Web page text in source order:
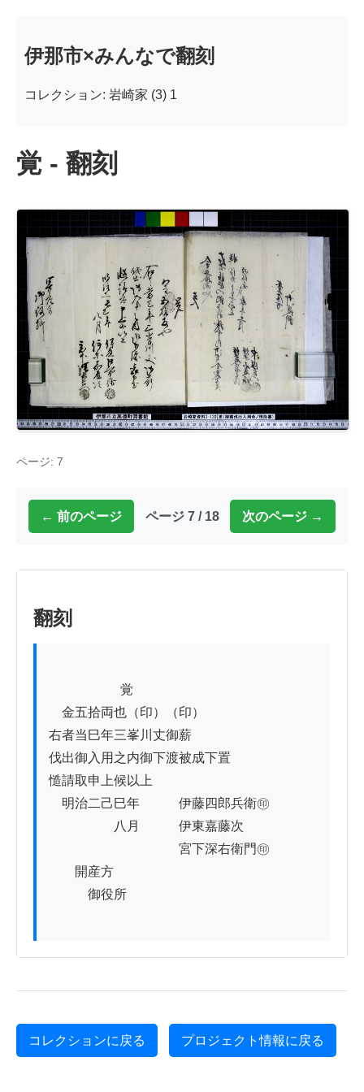
伊那市×みんなで翻刻
コレクション: 岩崎家 (3) 1
覚 - 翻刻
ページ: 7
← 前のページ ページ 7 / 18 次のページ →
翻刻
金五拾両也（印）（印）
右者当巳年三峯川丈御薪
伐出御入用之内御下渡被成下置
慥請取申上候以上
明治二己巳年　　　伊藤四郎兵衛㊞
八月　　　伊東嘉藤次
宮下深右衛門㊞
開産方
御役所
コレクションに戻る プロジェクト情報に戻る